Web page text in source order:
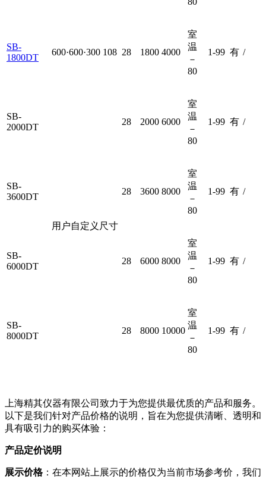
SB-
1800DT
600·600·300 108 28 1800 4000
室
温
－
80
1-99 有 /
SB-
2000DT
用户自定义尺寸
28 2000 6000
室
温
－
80
1-99 有 /
SB-
3600DT
28 3600 8000
室
温
－
80
1-99 有 /
SB-
6000DT
28 6000 8000
室
温
－
80
1-99 有 /
SB-
8000DT
28 8000 10000
室
温
－
80
1-99 有 /
上海精其仪器有限公司致力于为您提供最优质的产品和服务。
以下是我们针对产品价格的说明，旨在为您提供清晰、透明和
具有吸引力的购买体验：
产品定价说明
展示价格：在本网站上展示的价格仅为当前市场参考价，我们